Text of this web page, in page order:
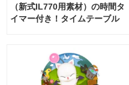
（新式IL770用素材）の時間タ
イマー付き！タイムテーブル